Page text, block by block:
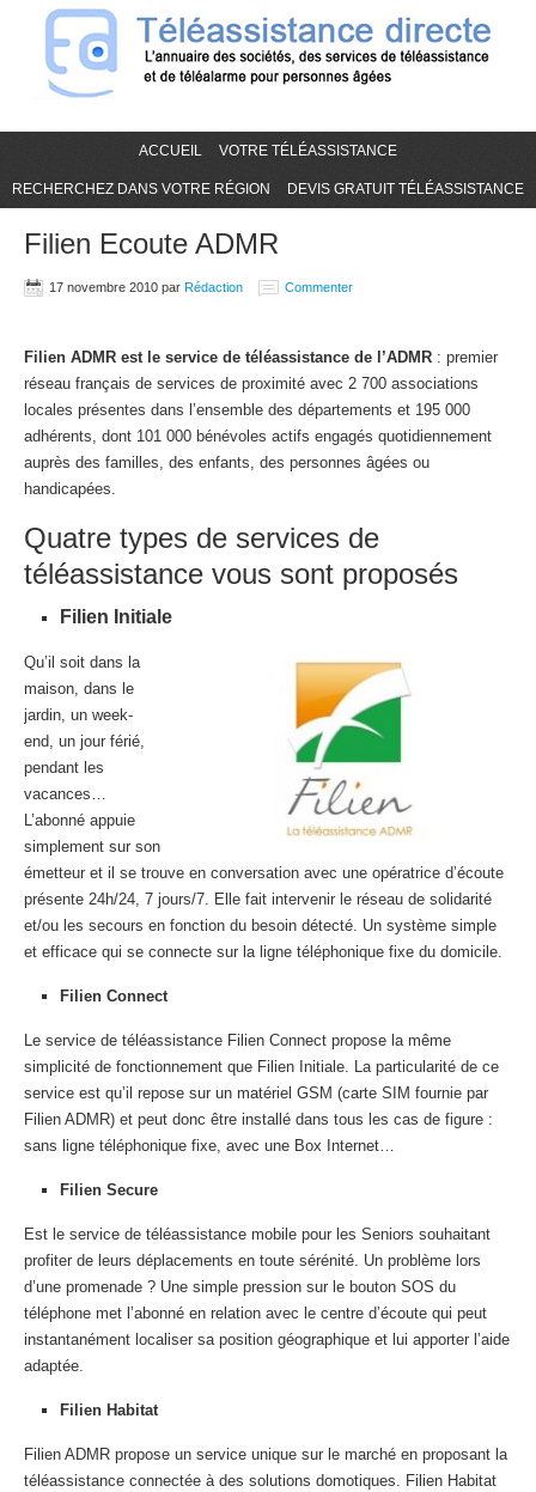
ACCUEIL VOTRE TÉLÉASSISTANCE
RECHERCHEZ DANS VOTRE RÉGION DEVIS GRATUIT TÉLÉASSISTANCE
Filien Ecoute ADMR
17 novembre 2010 par Rédaction Commenter
Filien ADMR est le service de téléassistance de l’ADMR : premier
réseau français de services de proximité avec 2 700 associations
locales présentes dans l’ensemble des départements et 195 000
adhérents, dont 101 000 bénévoles actifs engagés quotidiennement
auprès des familles, des enfants, des personnes âgées ou
handicapées.
Quatre types de services de
téléassistance vous sont proposés
Filien Initiale
Qu’il soit dans la
maison, dans le
jardin, un week-
end, un jour férié,
pendant les
vacances…
L’abonné appuie
simplement sur son
émetteur et il se trouve en conversation avec une opératrice d’écoute
présente 24h/24, 7 jours/7. Elle fait intervenir le réseau de solidarité
et/ou les secours en fonction du besoin détecté. Un système simple
et efficace qui se connecte sur la ligne téléphonique fixe du domicile.
Filien Connect
Le service de téléassistance Filien Connect propose la même
simplicité de fonctionnement que Filien Initiale. La particularité de ce
service est qu’il repose sur un matériel GSM (carte SIM fournie par
Filien ADMR) et peut donc être installé dans tous les cas de figure :
sans ligne téléphonique fixe, avec une Box Internet…
Filien Secure
Est le service de téléassistance mobile pour les Seniors souhaitant
profiter de leurs déplacements en toute sérénité. Un problème lors
d’une promenade ? Une simple pression sur le bouton SOS du
téléphone met l’abonné en relation avec le centre d’écoute qui peut
instantanément localiser sa position géographique et lui apporter l’aide
adaptée.
Filien Habitat
Filien ADMR propose un service unique sur le marché en proposant la
téléassistance connectée à des solutions domotiques. Filien Habitat